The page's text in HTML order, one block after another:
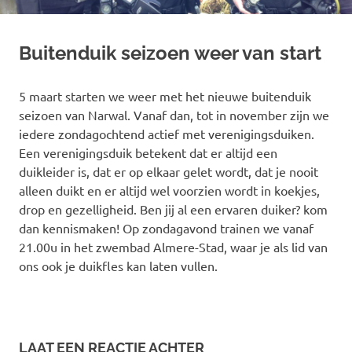
Buitenduik seizoen weer van start
5 maart starten we weer met het nieuwe buitenduik
seizoen van Narwal. Vanaf dan, tot in november zijn we
iedere zondagochtend actief met verenigingsduiken.
Een verenigingsduik betekent dat er altijd een
duikleider is, dat er op elkaar gelet wordt, dat je nooit
alleen duikt en er altijd wel voorzien wordt in koekjes,
drop en gezelligheid. Ben jij al een ervaren duiker? kom
dan kennismaken! Op zondagavond trainen we vanaf
21.00u in het zwembad Almere-Stad, waar je als lid van
ons ook je duikfles kan laten vullen.
LAAT EEN REACTIE ACHTER